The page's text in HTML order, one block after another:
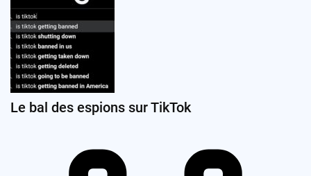
Le bal des espions sur TikTok